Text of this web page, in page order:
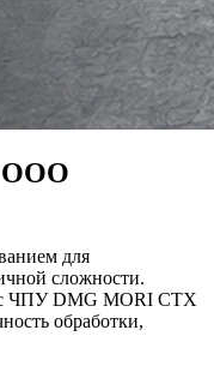
ООО
для
сложности.
с ЧПУ DMG MORI CTX
обработки,